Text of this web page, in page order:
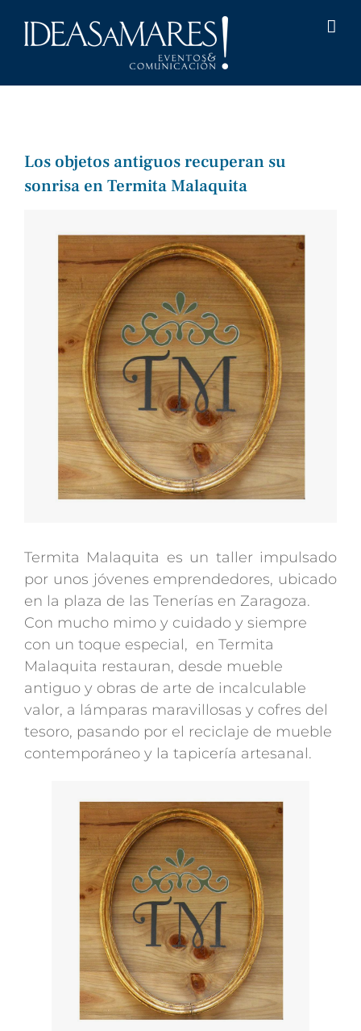
Los objetos antiguos recuperan su
sonrisa en Termita Malaquita
imagen
grande
Termita Malaquita es un taller impulsado
por unos jóvenes emprendedores, ubicado
en la plaza de las Tenerías en Zaragoza.
Con mucho mimo y cuidado y siempre
con un toque especial, en Termita
Malaquita restauran, desde mueble
antiguo y obras de arte de incalculable
valor, a lámparas maravillosas y cofres del
tesoro, pasando por el reciclaje de mueble
contemporáneo y la tapicería artesanal.